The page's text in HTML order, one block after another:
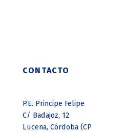
CONTACTO
P.E. Principe Felipe
C/ Badajoz, 12
Lucena, Córdoba (CP